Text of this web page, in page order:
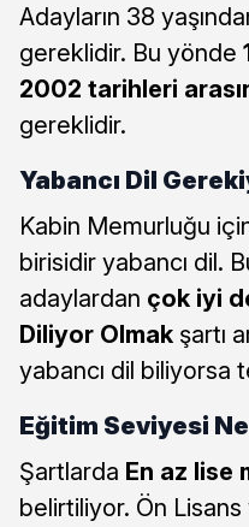
Adayların 38
gereklidir. Bu yönde
2002 tarihleri
gereklidir.
Yabancı Dil
Kabin Memurluğu
birisidir yabancı dil.
adaylardan çok iyi
Diliyor Olmak şartı
yabancı dil biliyorsa
Eğitim Seviyesi
Şartlarda En az lise
belirtiliyor. Ön